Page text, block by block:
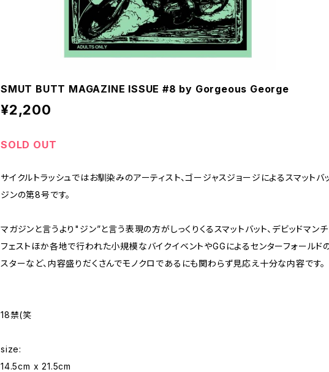
SMUT BUTT MAGAZINE ISSUE #8 by Gorgeous George
¥2,200
SOLD OUT
サイクルトラッシュではお馴染みのアーティスト、ゴージャスジョージによるスマットバ
ジンの第8号です。
マガジンと言うより"ジン”と言う表現の方がしっくりくるスマットバット、デビッドマンチ
フェストほか各地で行われた小規模なバイクイベントやGGによるセンターフォールド
スターなど、内容盛りだくさんでモノクロであるにも関わらず見応え十分な内容です。
18禁(笑
size:
14.5cm x 21.5cm